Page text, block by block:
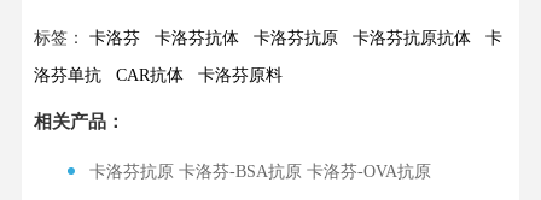
标签： 卡洛芬 卡洛芬抗体 卡洛芬抗原 卡洛芬抗原抗体 卡
洛芬单抗 CAR抗体 卡洛芬原料
相关产品：
卡洛芬抗原 卡洛芬-BSA抗原 卡洛芬-OVA抗原